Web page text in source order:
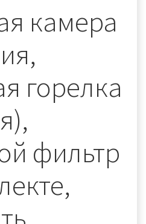
камера
горелка
фильтр